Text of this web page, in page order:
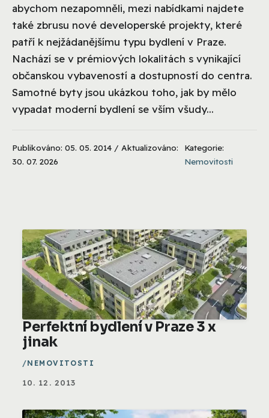
abychom nezapomněli, mezi nabídkami najdete
také zbrusu nové developerské projekty, které
patří k nejžádanějšímu typu bydlení v Praze.
Nachází se v prémiových lokalitách s vynikající
občanskou vybaveností a dostupností do centra.
Samotné byty jsou ukázkou toho, jak by mělo
vypadat moderní bydlení se vším všudy...
Publikováno: 05. 05. 2014 / Aktualizováno:
30. 07. 2026
Kategorie:
Nemovitosti
Perfektní bydlení v Praze 3 x
jinak
NEMOVITOSTI
10. 12. 2013